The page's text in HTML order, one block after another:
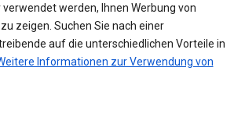
werden, Ihnen Werbung von
zeigen. Suchen Sie nach einer
auf die unterschiedlichen Vorteile in
Informationen zur Verwendung von